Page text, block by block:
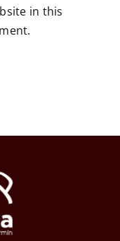
in this